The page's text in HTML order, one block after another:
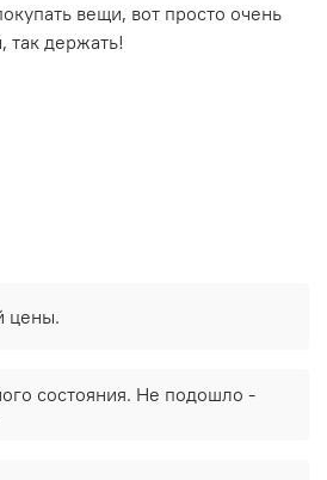
вещи, вот просто очень
так держать!
цены.
состояния. Не подошло -